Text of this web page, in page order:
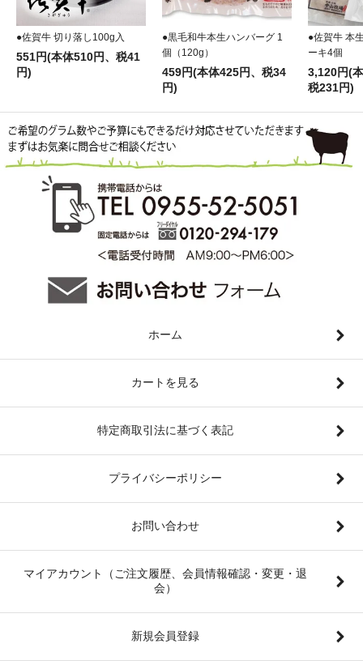
●佐賀牛 切り落し100g入
551円(本体510円、税41
円)
●黒毛和牛本生ハンバーグ 1
個（120g）
459円(本体425円、税34
円)
●佐賀牛 本
ーキ4個
3,120円(
税231円)
ホーム
カートを見る
特定商取引法に基づく表記
プライバシーポリシー
お問い合わせ
マイアカウント（ご注文履歴、会員情報確認・変更・退
会）
新規会員登録